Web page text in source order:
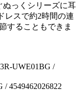
ぬっくシリーズに耳
レスで約2時間の連
することもできま
UWE01BG /
4549462026822